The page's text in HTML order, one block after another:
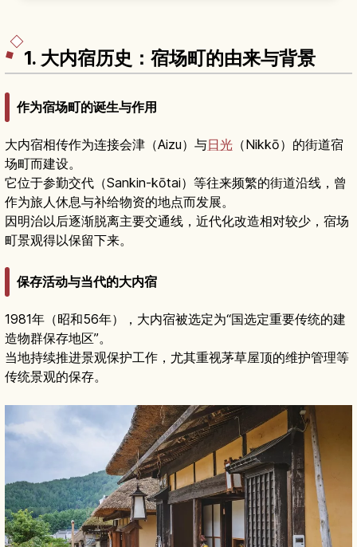
1. 大内宿历史：宿场町的由来与背景
作为宿场町的诞生与作用
大内宿相传作为连接会津（Aizu）与日光 （Nikkō）的街道宿
场町而建设。
它位于参勤交代（Sankin-kōtai）等往来频繁的街道沿线，曾
作为旅人休息与补给物资的地点而发展。
因明治以后逐渐脱离主要交通线，近代化改造相对较少，宿场
町景观得以保留下来。
保存活动与当代的大内宿
1981年（昭和56年），大内宿被选定为“国选定重要传统的建
造物群保存地区”。
当地持续推进景观保护工作，尤其重视茅草屋顶的维护管理等
传统景观的保存。